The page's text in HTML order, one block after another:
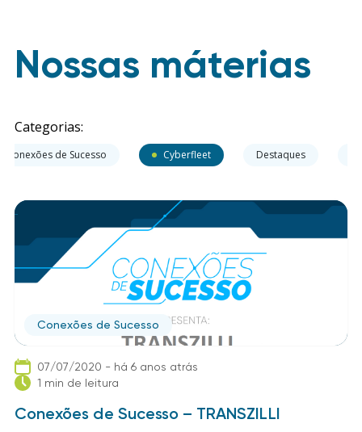
Nossas máterias
Categorias:
Conexões de Sucesso Cyberfleet Destaques
Conexões de Sucesso
07/07/2020 - há 6 anos atrás
1 min de leitura
Conexões de Sucesso – TRANSZILLI